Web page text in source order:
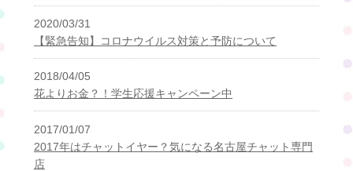
2020/03/31
【緊急告知】コロナウイルス対策と予防について
2018/04/05
花よりお金？！学生応援キャンペーン中
2017/01/07
2017年はチャットイヤー？気になる名古屋チャット専門
店